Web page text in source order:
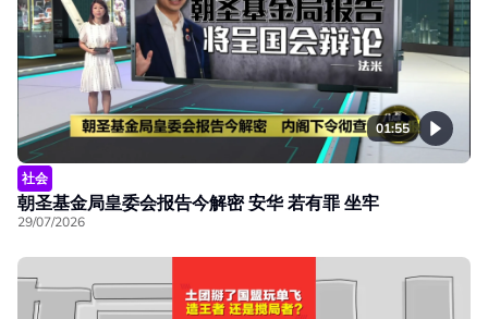
01:55
社会
朝圣基金局皇委会报告今解密 安华 若有罪 坐牢
29/07/2026